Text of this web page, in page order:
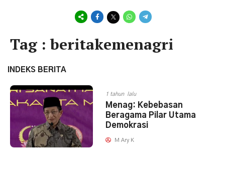
Tag : beritakemenagri
INDEKS BERITA
1 tahun lalu
Menag: Kebebasan
Beragama Pilar Utama
Demokrasi
M Ary K